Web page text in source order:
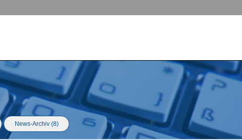
News-Archiv (8)